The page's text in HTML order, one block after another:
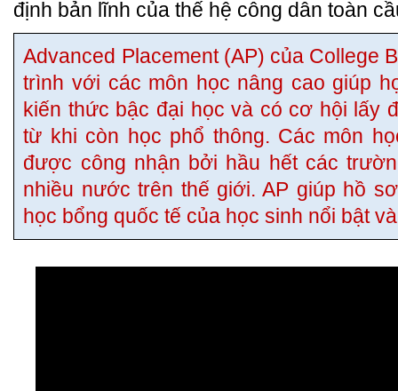
định bản lĩnh của thế hệ công dân toàn
Advanced Placement (AP) của College
trình với các môn học nâng cao giúp
kiến thức bậc đại học và có cơ hội lấy
từ khi còn học phổ thông. Các môn
được công nhận bởi hầu hết các
nhiều nước trên thế giới. AP giúp hồ
học bổng quốc tế của học sinh nổi bật